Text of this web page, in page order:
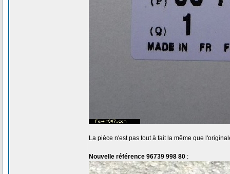
La pièce n'est pas tout à fait la même que
Nouvelle référence 96739 998 80 :